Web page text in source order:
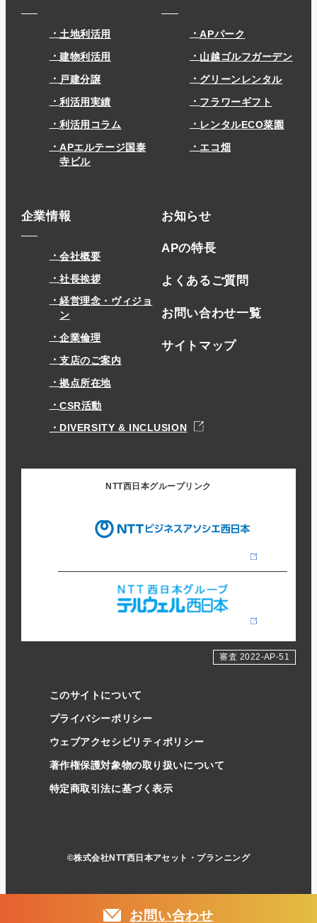
お問い合わせ
土地利活用
建物利活用
戸建分譲
利活用実績
利活用コラム
APエルテージ国泰
寺ビル
APパーク
山越ゴルフガーデン
グリーンレンタル
フラワーギフト
レンタルECO菜園
エコ畑
企業情報
会社概要
社長挨拶
経営理念・ヴィジョ
ン
企業倫理
支店のご案内
拠点所在地
CSR活動
DIVERSITY & INCLUSION
お知らせ
APの特長
よくあるご質問
お問い合わせ一覧
サイトマップ
NTT西日本グループリンク
審査 2022-AP-51
このサイトについて
プライバシーポリシー
ウェブアクセシビリティポリシー
著作権保護対象物の取り扱いについて
特定商取引法に基づく表示
©株式会社NTT西日本アセット・プランニング